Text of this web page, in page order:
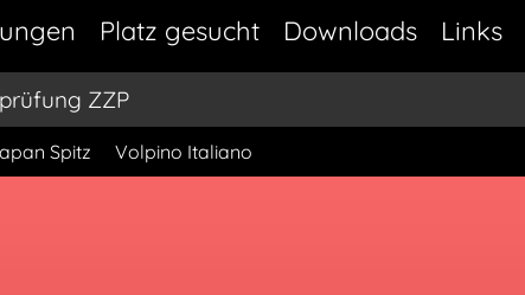
Platz gesucht Downloads Links
ZZP
Spitz Volpino Italiano